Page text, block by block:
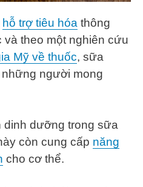
hỗ trợ tiêu hóa thông
và theo một nghiên cứu
Mỹ về thuốc, sữa
người mong
dinh dưỡng trong sữa
còn cung cấp năng
cho cơ thể.